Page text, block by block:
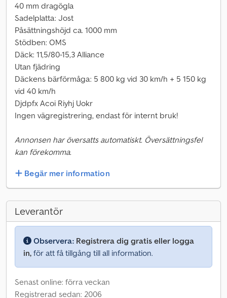
40 mm dragögla
Sadelplatta: Jost
Påsättningshöjd ca. 1000 mm
Stödben: OMS
Däck: 11,5/80-15,3 Alliance
Utan fjädring
Däckens bärförmåga: 5 800 kg vid 30 km/h + 5 150 kg
vid 40 km/h
Djdpfx Acoi Riyhj Uokr
Ingen vägregistrering, endast för internt bruk!
Annonsen har översatts automatiskt. Översättningsfel
kan förekomma.
Begär mer information
Leverantör
Observera: Registrera dig gratis eller logga
in, för att få tillgång till all information.
Senast online: förra veckan
Registrerad sedan: 2006